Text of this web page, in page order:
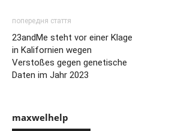
попередня стаття
23andMe steht vor einer Klage
in Kalifornien wegen
Verstoßes gegen genetische
Daten im Jahr 2023
maxwelhelp